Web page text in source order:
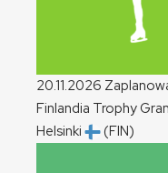
20.11.2026
Finlandia Trophy
Helsinki
(FIN)